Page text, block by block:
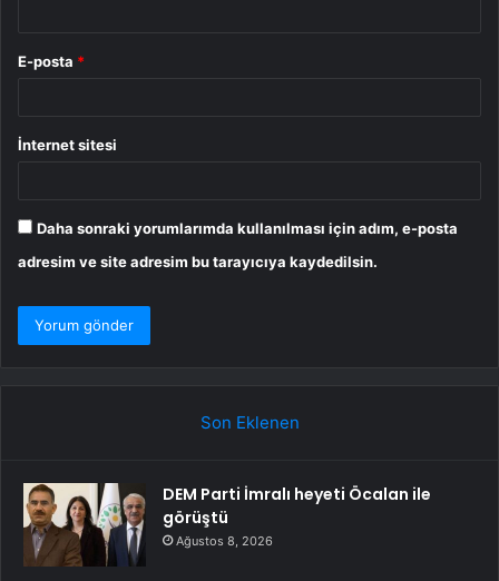
E-posta *
İnternet sitesi
Daha sonraki yorumlarımda kullanılması için adım, e-posta
adresim ve site adresim bu tarayıcıya kaydedilsin.
Son Eklenen
DEM Parti İmralı heyeti Öcalan ile
görüştü
Ağustos 8, 2026